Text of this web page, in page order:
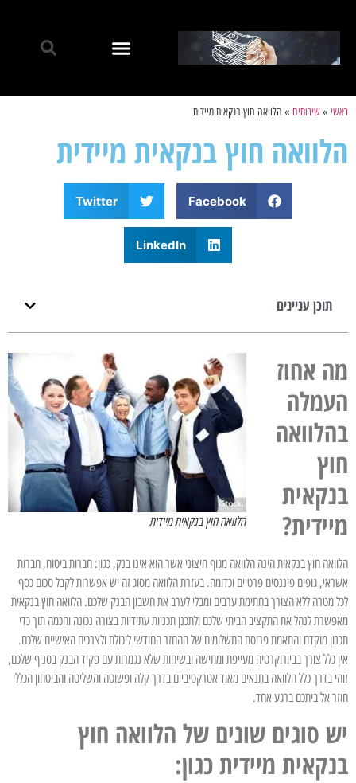
ראשי »שירותים » הלוואה חוץ בנקאית מיידית
הלוואה חוץ בנקאית מיידית
Facebook
Twitter
LinkedIn
תוכן עניינים
הלוואה חוץ בנקאית מיידית
מה אחוז
העמלה
בהלוואה
חוץ
בנקאית
מיידית?
הלוואה חוץ בנקאית הינה הלוואה מגוף חיצוני אשר הוא אינו בנק, כגון: חברות ביטוח, חברות
אשראי, גופים פיננסים פרטיים וכדומה. בעזרת הלוואה מסוג זה יש אפשרות לקבל סכום כסף
לכל מטרה ללא הצורך בחתימת ערבים ומבלי לערב את חשבון הבנק שלכם. הלוואה חוץ בנקאית
מאפשרת לנהל את התקציב הביתי שלכם ולתכנן תכניות עתידיות בצורה נכונה וחכמה תוך כדי
תכנון מוקדם והתאמת פריסת התשלומים של ההחזר החודשי ליכולת ולצרכים האישיים שלכם.
אין כלל צורך בביורוקרטיה מעייפת ומתישה ובשיחות שלא נגמרות עם פקיד הבנק בסניף שלכם,
זוהי בדרך כלל הלוואה בתנאים מאוד אטרקטיביים בדרך קלה ופשוטה והשליטה והביטחון הכללי
חוזר אל ביתכם ברגע אחד.
יש סוגים שונים של הלוואה חוץ
בנקאית מיידית כגון: